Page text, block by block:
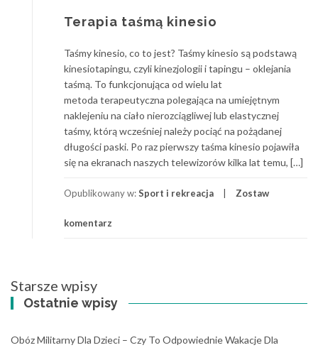
Terapia taśmą kinesio
Taśmy kinesio, co to jest? Taśmy kinesio są podstawą
kinesiotapingu, czyli kinezjologii i tapingu – oklejania
taśmą. To funkcjonująca od wielu lat
metoda terapeutyczna polegająca na umiejętnym
naklejeniu na ciało nierozciągliwej lub elastycznej
taśmy, którą wcześniej należy pociąć na pożądanej
długości paski. Po raz pierwszy taśma kinesio pojawiła
się na ekranach naszych telewizorów kilka lat temu, […]
Opublikowany w:Sport i rekreacja Zostaw
komentarz
Nawigacja
po
wpisach
Starsze wpisy
Ostatnie wpisy
Obóz Militarny Dla Dzieci – Czy To Odpowiednie Wakacje Dla